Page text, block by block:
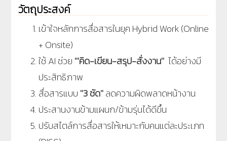
วัตถุประสงค์
เข้าใจหลักการสื่อสารในยุค Hybrid Work (Online
+ Onsite)
ใช้ AI ช่วย '''คิด-เขียน-สรุป-สั่งงาน'' ได้อย่างมี
ประสิทธิภาพ
สื่อสารแบบ ''3 ชัด''ลดความผิดพลาดหน้างาน
ประสานงานข้ามแผนก/ข้ามรุ่นได้ดีขึ้น
ปรับสไตล์การสื่อสารให้เหมาะกับคนแต่ละประเภท